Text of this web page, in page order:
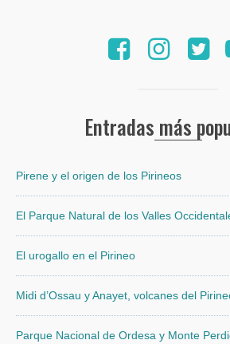
Entradas más
Pirene y el origen de los Pirineos
El Parque Natural de los Valles
El urogallo en el Pirineo
Midi d’Ossau y Anayet, volcanes del
Parque Nacional de Ordesa y Monte